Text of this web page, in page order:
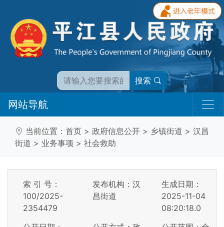
搜索
网站导航
当前位置： 首页 > 政府信息公开 > 乡镇街道 > 汉昌
街道 > 业务事项 > 社会救助
索 引 号：
100/2025-
2354479
发布机构：汉
昌街道
生成日期：
2025-11-04
08:20:18.0